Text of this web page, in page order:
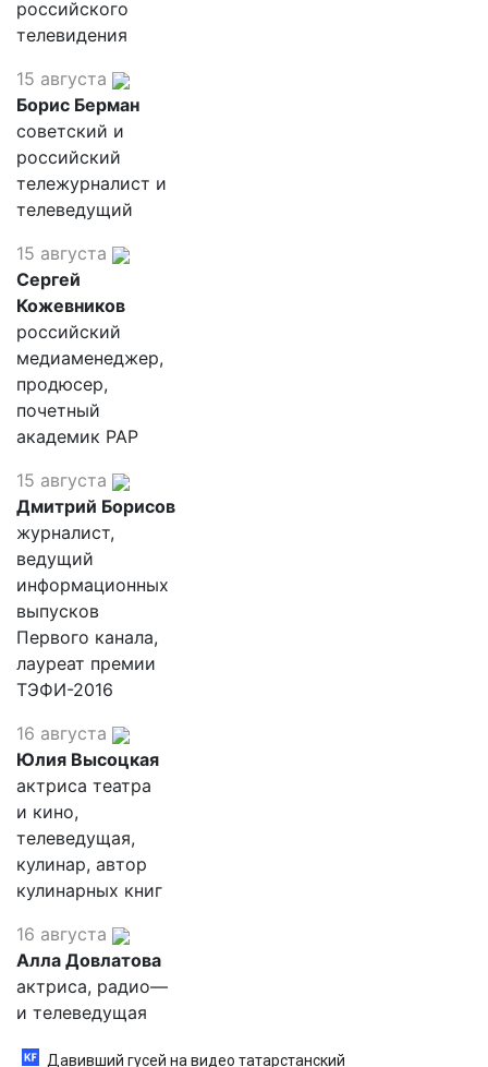
российского
телевидения
15 августа
Борис Берман
советский и
российский
тележурналист и
телеведущий
15 августа
Сергей
Кожевников
российский
медиаменеджер,
продюсер,
почетный
академик РАР
15 августа
Дмитрий Борисов
журналист,
ведущий
информационных
выпусков
Первого канала,
лауреат премии
ТЭФИ-2016
16 августа
Юлия Высоцкая
актриса театра
и кино,
телеведущая,
кулинар, автор
кулинарных книг
16 августа
Алла Довлатова
актриса, радио—
и телеведущая
Давивший гусей на видео татарстанский